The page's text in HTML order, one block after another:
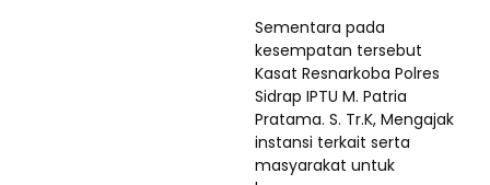
Sementara pada
kesempatan tersebut
Kasat Resnarkoba Polres
Sidrap IPTU M. Patria
Pratama. S. Tr.K, Mengajak
instansi terkait serta
masyarakat untuk